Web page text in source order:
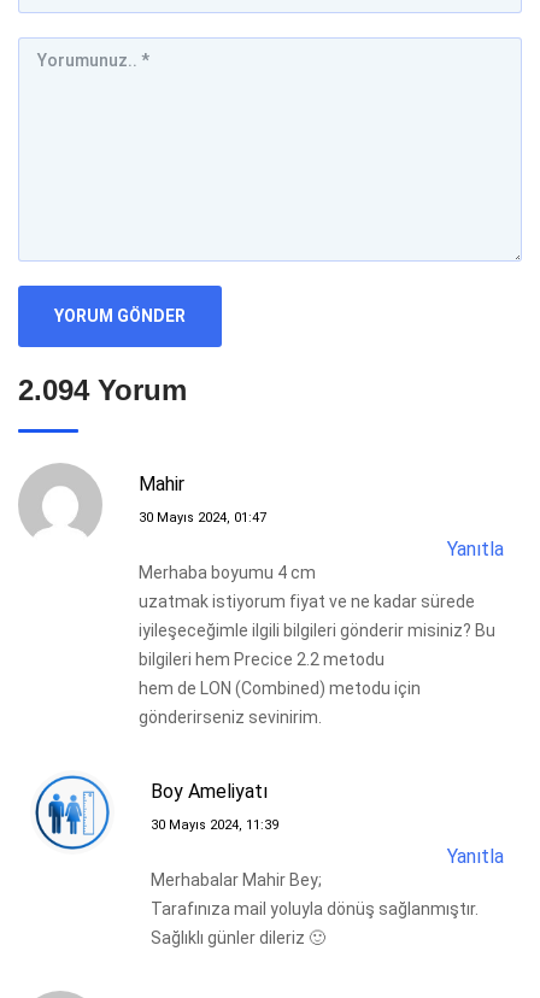
2.094 Yorum
Mahir
30 Mayıs 2024, 01:47
Yanıtla
Merhaba boyumu 4 cm
uzatmak istiyorum fiyat ve ne kadar sürede
iyileşeceğimle ilgili bilgileri gönderir misiniz? Bu
bilgileri hem Precice 2.2 metodu
hem de LON (Combined) metodu için
gönderirseniz sevinirim.
Boy Ameliyatı
30 Mayıs 2024, 11:39
Yanıtla
Merhabalar Mahir Bey;
Tarafınıza mail yoluyla dönüş sağlanmıştır.
Sağlıklı günler dileriz 🙂